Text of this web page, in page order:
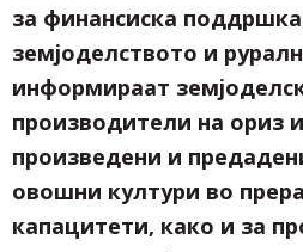
за финансиска
земјоделството и
информираат
производители на ориз
произведени и
овошни култури во
капацитети, како и за